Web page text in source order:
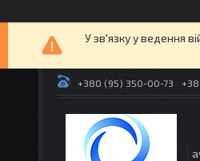
У зв'язку у ведення
+380 (95) 350-00-73